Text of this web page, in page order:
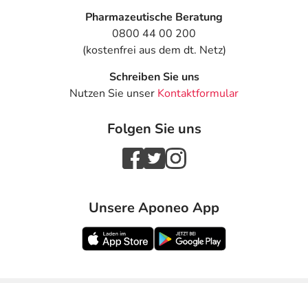
Pharmazeutische Beratung
0800 44 00 200
(kostenfrei aus dem dt. Netz)
Schreiben Sie uns
Nutzen Sie unser Kontaktformular
Folgen Sie uns
Unsere Aponeo App